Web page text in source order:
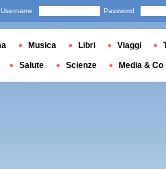
Username Password
Musica Libri Viaggi
Salute Scienze Media & Co